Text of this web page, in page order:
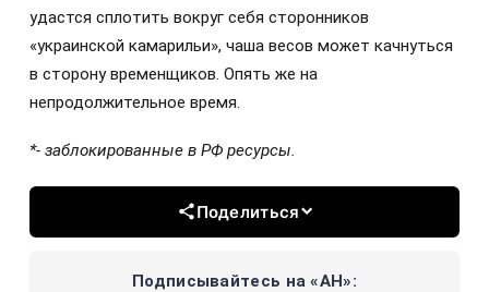
удастся сплотить вокруг себя сторонников
«украинской камарильи», чаша весов может качнуться
в сторону временщиков. Опять же на
непродолжительное время.
*- заблокированные в РФ ресурсы.
Поделиться
Подписывайтесь на «АН»: